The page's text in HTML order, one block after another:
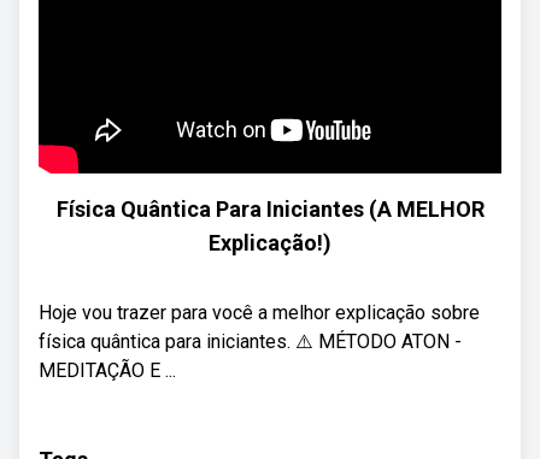
Física Quântica Para Iniciantes (A MELHOR
Explicação!)
Hoje vou trazer para você a melhor explicação sobre
física quântica para iniciantes. ⚠️ MÉTODO ATON -
MEDITAÇÃO E ...